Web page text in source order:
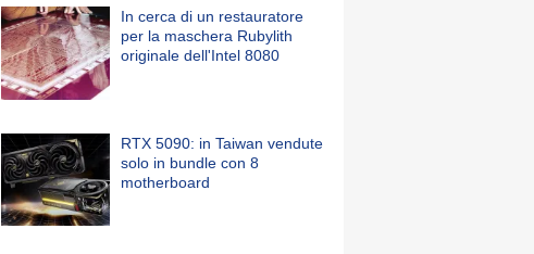
In cerca di un restauratore
per la maschera Rubylith
originale dell'Intel 8080
RTX 5090: in Taiwan vendute
solo in bundle con 8
motherboard